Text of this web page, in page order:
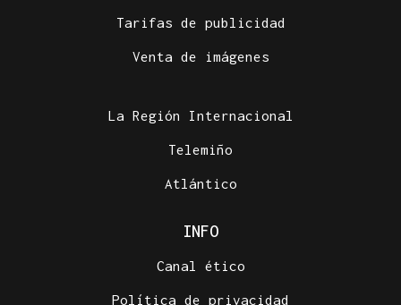
Tarifas de publicidad
Venta de imágenes
La Región Internacional
Telemiño
Atlántico
INFO
Canal ético
Política de privacidad